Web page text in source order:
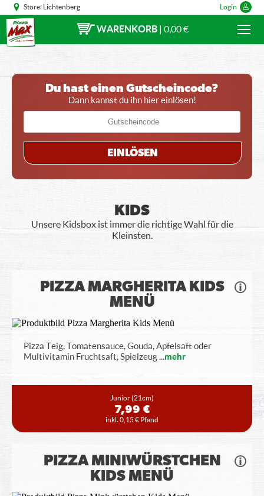
Store: Lichtenberg Login
WARENKORB | 0,00 €
Du hast einen Gutscheincode?
Dann kannst du ihn hier einlösen!
EINLÖSEN
KIDS
Unsere Kidsbox ist immer die richtige Wahl für die
Kleinsten.
PIZZA MARGHERITA KIDS
MENÜ
Pizza Teig, Tomatensauce, Gouda, Apfelsaft oder
Multivitamin Fruchtsaft, Spielzeug...mehr
Junior(21cm)
7,99 €
inkl. 0,15 € Pfand
PIZZA MINIWÜRSTCHEN
KIDS MENÜ